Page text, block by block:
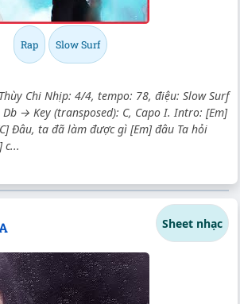
Rap Slow Surf
Chi Nhịp: 4/4, tempo: 78, điệu: Slow Surf
→ Key (transposed): C, Capo I. Intro: [Em]
Đâu, ta đã làm được gì [Em] đâu Ta hỏi
c...
Sheet nhạc